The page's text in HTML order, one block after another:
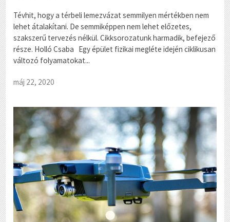
Tévhit, hogy a térbeli lemezvázat semmilyen mértékben nem
lehet átalakítani. De semmiképpen nem lehet előzetes,
szakszerű tervezés nélkül. Cikksorozatunk harmadik, befejező
része. Holló Csaba Egy épület fizikai megléte idején ciklikusan
változó folyamatokat...
máj 22, 2020